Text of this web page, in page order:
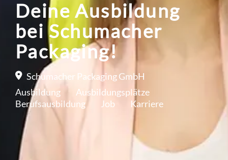
Deine Ausbildung
bei Schumacher
Packaging!
Schumacher Packaging GmbH
Ausbildung
Ausbildungsplätze
Berufsausbildung
Job Karriere